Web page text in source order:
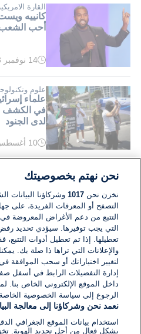
دقيقة.
القارة
كانييه
أحب
وقت
دقيقة.
14 نوفمبر 2023
علوم
علماء
في الكشف
لدى الجنود
وقت
دقيقة.
10 أغسطس 2022
علوم وتكنولوجيا
اختراق
لتحسين
المعارك
وقت
القراءة:
1}
دقيقة.
23 فبراير 2022
نحن نهتم بخصوصيتك
نخزن نحن1017 وشركاؤنا البيانات
التصفح أو المعرفات الفريدة، على
التتبع من دعم الأغراض المعروضة في
التي يجب توفيرها. سيؤدي تحديد
تعطيلها. إذا تم تعطيل أدوات
والإعلانات التي تراها ذا صلة بك.
لتغيير اختياراتك أو سحب
إدارة التفضيلات الرابط في أسفل
داخل الموقع الإلكتروني الخاص بنا.
الرجوع إلى سياسة الخصوصية الخاصة
نعمد نحن وشركاؤنا إلى معالجة
استخدام بيانات الموقع الجغرافي
بشكل فعال من أجل تحديد الهوية.